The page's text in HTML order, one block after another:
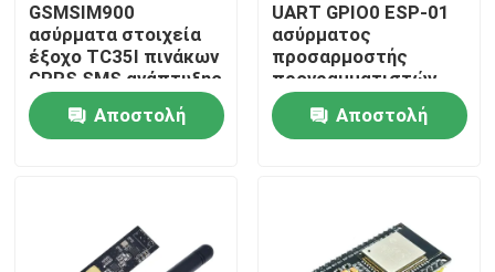
Σπίτι
Σχετικά με εμάς
GSMSIM900
ασύρματα στοιχεία
έξοχο TC35I πινάκων
GPRS SMS ανάπτυξης
GSM
Αποστολή
UART GPIO0 ESP-01
ασύρματος
προσαρμοστής
προγραμματιστών
ενότητας ESP8266
CH340G Esp01 Wifi
Αποστολή